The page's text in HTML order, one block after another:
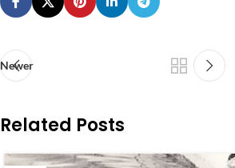
Newer
Related Posts